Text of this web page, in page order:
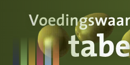
Voedingswaarde